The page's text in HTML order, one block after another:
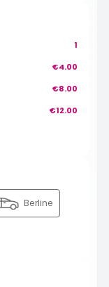
1
€4.00
€8.00
€12.00
Berline